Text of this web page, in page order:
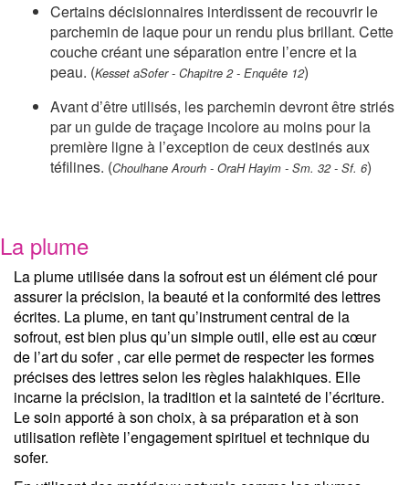
Certains décisionnaires interdissent de recouvrir le
parchemin de laque pour un rendu plus brillant. Cette
couche créant une séparation entre l’encre et la
peau. (Kesset aSofer - Chapitre 2 - Enquête 12)
Avant d’être utilisés, les parchemin devront être striés
par un guide de traçage incolore au moins pour la
première ligne à l’exception de ceux destinés aux
téfilines. (Choulhane Arourh - OraH Hayim - Sm. 32 - Sf. 6)
La plume
La plume utilisée dans la sofrout est un élément clé pour
assurer la précision, la beauté et la conformité des lettres
écrites. La plume, en tant qu’instrument central de la
sofrout, est bien plus qu’un simple outil, elle est au cœur
de l’art du sofer , car elle permet de respecter les formes
précises des lettres selon les règles halakhiques. Elle
incarne la précision, la tradition et la sainteté de l’écriture.
Le soin apporté à son choix, à sa préparation et à son
utilisation reflète l’engagement spirituel et technique du
sofer.